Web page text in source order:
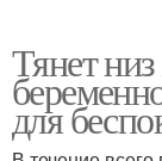
Ощущения от
Тянет
для